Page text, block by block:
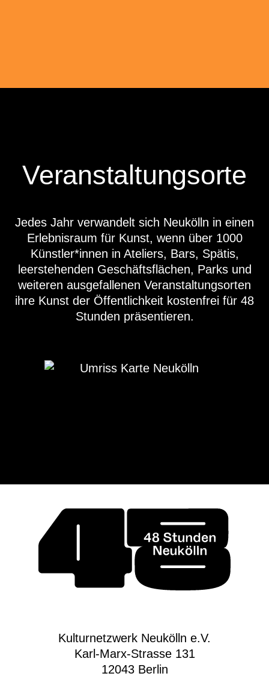
Veranstaltungsorte
Jedes Jahr verwandelt sich Neukölln in einen
Erlebnisraum für Kunst, wenn über 1000
Künstler*innen in Ateliers, Bars, Spätis,
leerstehenden Geschäftsflächen, Parks und
weiteren ausgefallenen Veranstaltungsorten
ihre Kunst der Öffentlichkeit kostenfrei für 48
Stunden präsentieren.
Kulturnetzwerk Neukölln e.V.
Karl-Marx-Strasse 131
12043 Berlin